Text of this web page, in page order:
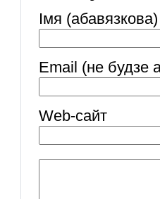
Імя (абавязкова)
Email (не будзе
Web-cайт